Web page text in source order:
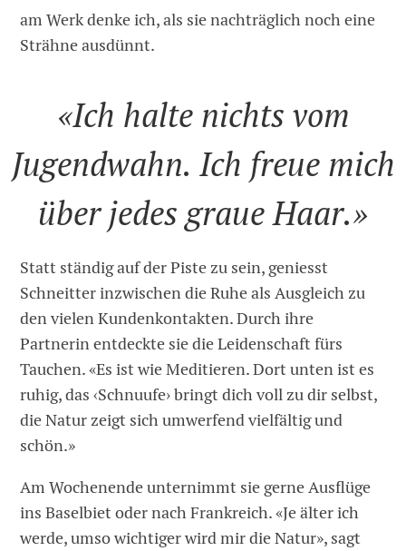
am Werk denke ich, als sie nachträglich noch eine
Strähne ausdünnt.
«Ich halte nichts vom
Jugendwahn. Ich freue mich
über jedes graue Haar.»
Statt ständig auf der Piste zu sein, geniesst
Schneitter inzwischen die Ruhe als Ausgleich zu
den vielen Kundenkontakten. Durch ihre
Partnerin entdeckte sie die Leidenschaft fürs
Tauchen. «Es ist wie Meditieren. Dort unten ist es
ruhig, das ‹Schnuufe› bringt dich voll zu dir selbst,
die Natur zeigt sich umwerfend vielfältig und
schön.»
Am Wochenende unternimmt sie gerne Ausflüge
ins Baselbiet oder nach Frankreich. «Je älter ich
werde, umso wichtiger wird mir die Natur», sagt